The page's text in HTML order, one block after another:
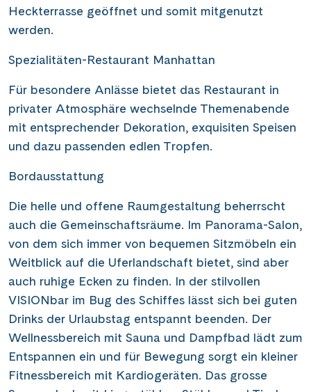
Heckterrasse geöffnet und somit mitgenutzt
werden.
Spezialitäten-Restaurant Manhattan
Für besondere Anlässe bietet das Restaurant in
privater Atmosphäre wechselnde Themenabende
mit entsprechender Dekoration, exquisiten Speisen
und dazu passenden edlen Tropfen.
Bordausstattung
Die helle und offene Raumgestaltung beherrscht
auch die Gemeinschaftsräume. Im Panorama-Salon,
von dem sich immer von bequemen Sitzmöbeln ein
Weitblick auf die Uferlandschaft bietet, sind aber
auch ruhige Ecken zu finden. In der stilvollen
VISIONbar im Bug des Schiffes lässt sich bei guten
Drinks der Urlaubstag entspannt beenden. Der
Wellnessbereich mit Sauna und Dampfbad lädt zum
Entspannen ein und für Bewegung sorgt ein kleiner
Fitnessbereich mit Kardiogeräten. Das grosse